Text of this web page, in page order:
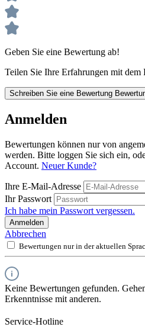
Geben Sie eine Bewertung ab!
Teilen Sie Ihre Erfahrungen mit
Schreiben Sie eine Bewertung
Anmelden
Bewertungen können nur von
werden. Bitte loggen Sie sich ein,
Account. Neuer Kunde?
Ihre E-Mail-Adresse
Ihr Passwort
Ich habe mein Passwort vergessen.
Anmelden
Abbrechen
Bewertungen nur in der aktuellen
Keine Bewertungen gefunden.
Erkenntnisse mit anderen.
Service-Hotline